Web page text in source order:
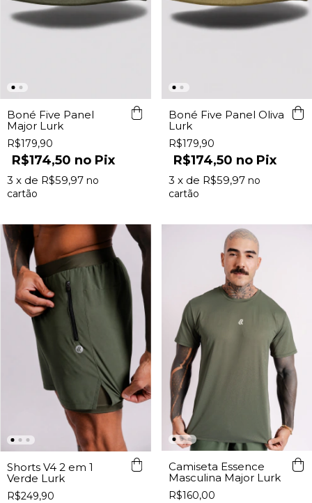
Boné Five Panel
Major Lurk
R$179,90
R$174,50 Pix
3 x de R$59,97
Boné Five Panel Oliva
Lurk
R$179,90
R$174,50 Pix
3 x de R$59,97
Shorts V4 2 em 1
Verde Lurk
R$249,90
Camiseta Essence
Masculina Major Lurk
R$160,00